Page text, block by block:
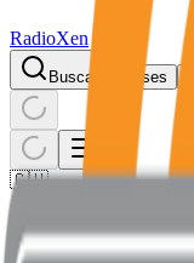
RadioXen
Buscar Países
🇬🇺
Guam